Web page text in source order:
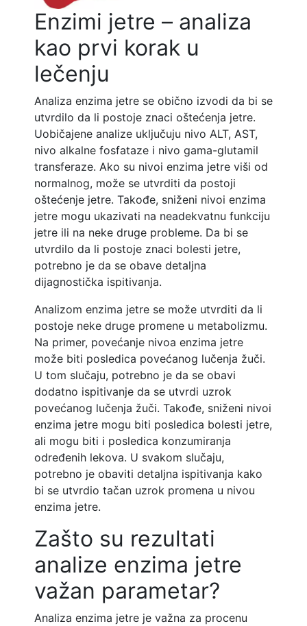
Enzimi jetre – analiza
kao prvi korak u
lečenju
Analiza enzima jetre se obično izvodi da bi se
utvrdilo da li postoje znaci oštećenja jetre.
Uobičajene analize uključuju nivo ALT, AST,
nivo alkalne fosfataze i nivo gama-glutamil
transferaze. Ako su nivoi enzima jetre viši od
normalnog, može se utvrditi da postoji
oštećenje jetre. Takođe, sniženi nivoi enzima
jetre mogu ukazivati na neadekvatnu funkciju
jetre ili na neke druge probleme. Da bi se
utvrdilo da li postoje znaci bolesti jetre,
potrebno je da se obave detaljna
dijagnostička ispitivanja.
Analizom enzima jetre se može utvrditi da li
postoje neke druge promene u metabolizmu.
Na primer, povećanje nivoa enzima jetre
može biti posledica povećanog lučenja žuči.
U tom slučaju, potrebno je da se obavi
dodatno ispitivanje da se utvrdi uzrok
povećanog lučenja žuči. Takođe, sniženi nivoi
enzima jetre mogu biti posledica bolesti jetre,
ali mogu biti i posledica konzumiranja
određenih lekova. U svakom slučaju,
potrebno je obaviti detaljna ispitivanja kako
bi se utvrdio tačan uzrok promena u nivou
enzima jetre.
Zašto su rezultati
analize enzima jetre
važan parametar?
Analiza enzima jetre je važna za procenu